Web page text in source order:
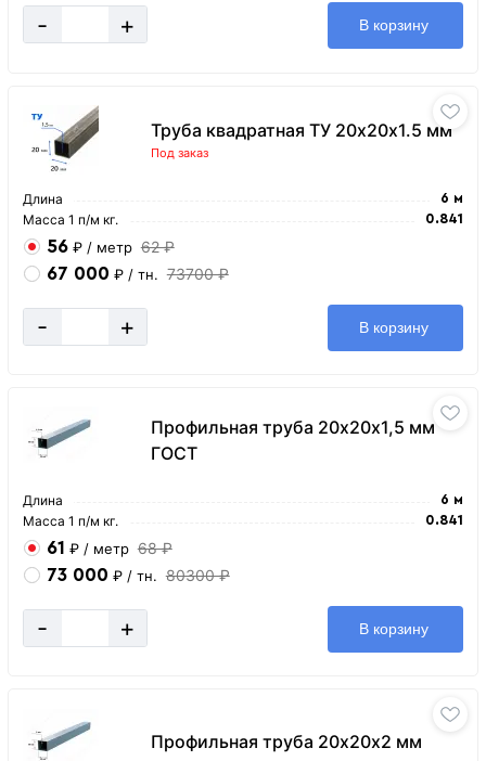
- + В корзину
Труба квадратная ТУ 20х20х1.5 мм
Под заказ
Длина 6 м
Масса 1 п/м кг. 0.841
56 ₽ / метр 62 ₽
67 000 ₽ / тн. 73700 ₽
- + В корзину
Профильная труба 20х20х1,5 мм
ГОСТ
Длина 6 м
Масса 1 п/м кг. 0.841
61 ₽ / метр 68 ₽
73 000 ₽ / тн. 80300 ₽
- + В корзину
Профильная труба 20х20х2 мм